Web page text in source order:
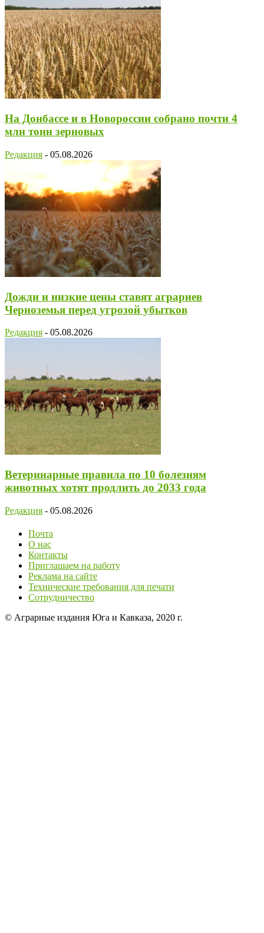
На Донбассе и в Новороссии собрано почти 4
млн тонн зерновых
Редакция - 05.08.2026
Дожди и низкие цены ставят аграриев
Черноземья перед угрозой убытков
Редакция - 05.08.2026
Ветеринарные правила по 10 болезням
животных хотят продлить до 2033 года
Редакция - 05.08.2026
Почта
О нас
Контакты
Приглашаем на работу
Реклама на сайте
Технические требования для печати
Сотрудничество
© Аграрные издания Юга и Кавказа, 2020 г.